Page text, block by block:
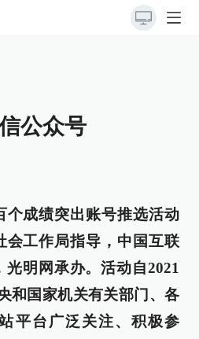
公众号
个成绩突出账号推选活动
会工作局指导，中国互联
明网承办。活动自2021
和国家机关有关部门、各
平台广泛关注、积极参